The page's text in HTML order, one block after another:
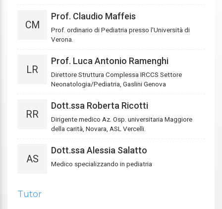
CM
Prof. Claudio Maffeis
Prof. ordinario di Pediatria presso l'Università di
Verona.
LR
Prof. Luca Antonio Ramenghi
Direttore Struttura Complessa IRCCS Settore
Neonatologia/Pediatria, Gaslini Genova
RR
Dott.ssa Roberta Ricotti
Dirigente medico Az. Osp. universitaria Maggiore
della carità, Novara, ASL Vercelli.
AS
Dott.ssa Alessia Salatto
Medico specializzando in pediatria
Tutor